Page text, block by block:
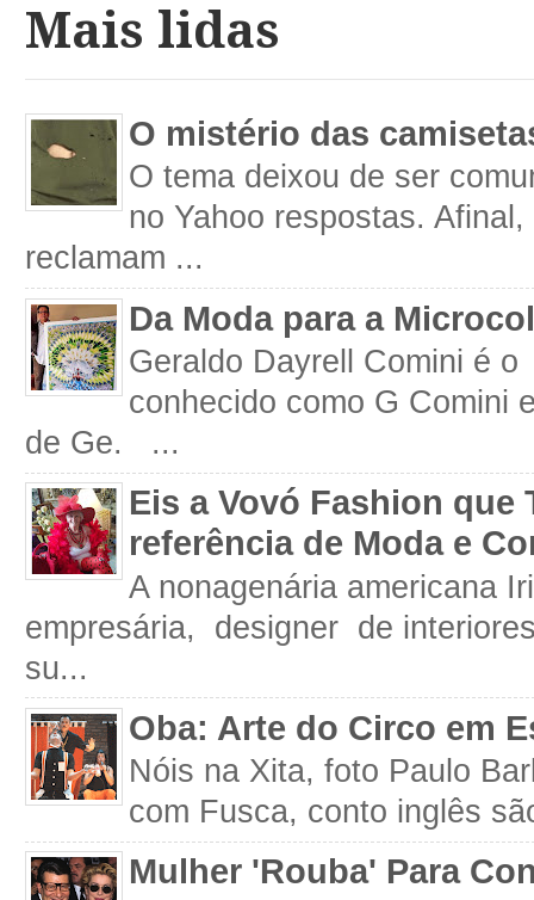
Mais lidas
O mistério das
O tema deixou de ser
no Yahoo respostas.
reclamam ...
Da Moda para a
Geraldo Dayrell Comini é
conhecido como G Comini
de Ge. ...
Eis a Vovó Fashion que
referência de Moda e
A nonagenária americana
empresária, designer de
su...
Oba: Arte do Circo em
Nóis na Xita, foto Paulo
com Fusca, conto inglês
Mulher 'Rouba' Para